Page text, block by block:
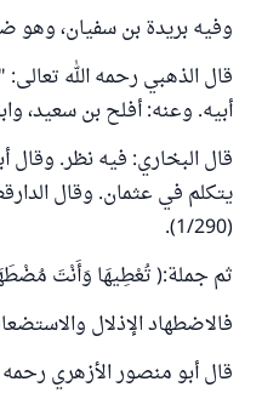
وفيه بريدة بن سفيان، وهو
قال الذهبي رحمه الله
أبيه. وعنه: أفلح بن سعيد،
قال البخاري: فيه نظر. وقال
يتكلم في عثمان. وقال
(1/290).
ثم جملة:( تُعْطِيهَا وَأَنْتَ
فالاضطهاد الإذلال
قال أبو منصور الأزهري رحمه